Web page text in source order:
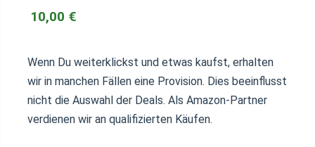
10,00 €
Wenn Du weiterklickst und etwas kaufst, erhalten
wir in manchen Fällen eine Provision. Dies beeinflusst
nicht die Auswahl der Deals. Als Amazon-Partner
verdienen wir an qualifizierten Käufen.